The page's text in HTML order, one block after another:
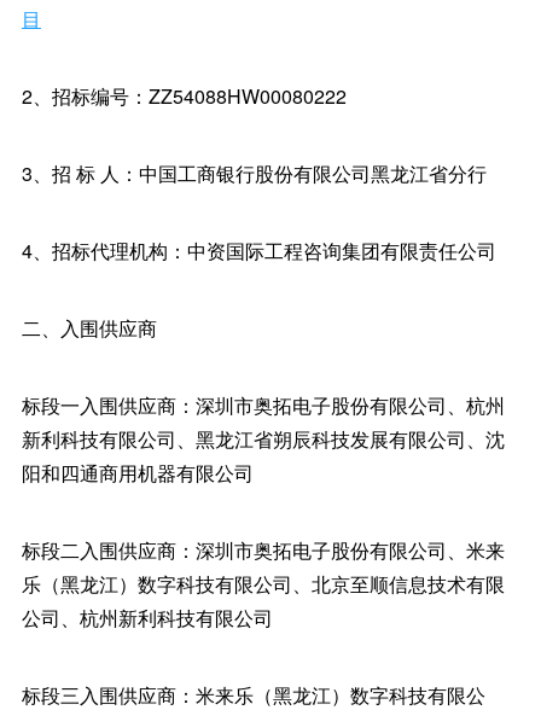
目
2、招标编号：ZZ54088HW00080222
3、招 标 人：中国工商银行股份有限公司黑龙江省分行
4、招标代理机构：中资国际工程咨询集团有限责任公司
二、入围供应商
标段一入围供应商：深圳市奥拓电子股份有限公司、杭州
新利科技有限公司、黑龙江省朔辰科技发展有限公司、沈
阳和四通商用机器有限公司
标段二入围供应商：深圳市奥拓电子股份有限公司、米来
乐（黑龙江）数字科技有限公司、北京至顺信息技术有限
公司、杭州新利科技有限公司
标段三入围供应商：米来乐（黑龙江）数字科技有限公